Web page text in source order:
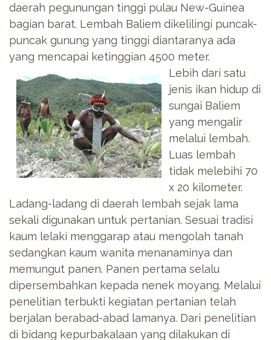
daerah pegunungan tinggi pulau New-Guinea
bagian barat. Lembah Baliem dikelilingi puncak-
puncak gunung yang tinggi diantaranya ada
yang mencapai ketinggian 4500 meter.
Lebih dari satu
jenis ikan hidup di
sungai Baliem
yang mengalir
melalui lembah.
Luas lembah
tidak melebihi 70
x 20 kilometer.
Ladang-ladang di daerah lembah sejak lama
sekali digunakan untuk pertanian. Sesuai tradisi
kaum lelaki menggarap atau mengolah tanah
sedangkan kaum wanita menanaminya dan
memungut panen. Panen pertama selalu
dipersembahkan kepada nenek moyang. Melalui
penelitian terbukti kegiatan pertanian telah
berjalan berabad-abad lamanya. Dari penelitian
di bidang kepurbakalaan yang dilakukan di